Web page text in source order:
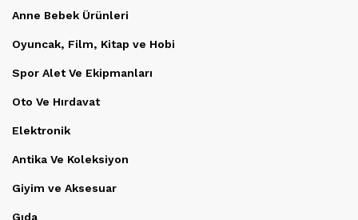
Anne Bebek Ürünleri
Oyuncak, Film, Kitap ve Hobi
Spor Alet Ve Ekipmanları
Oto Ve Hırdavat
Elektronik
Antika Ve Koleksiyon
Giyim ve Aksesuar
Gıda